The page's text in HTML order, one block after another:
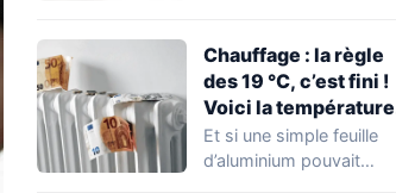
Chauffage : la règle
des 19 °C, c’est fini !
Voici la température
désormais conseillée
par les experts
Et si une simple feuille
d’aluminium pouvait